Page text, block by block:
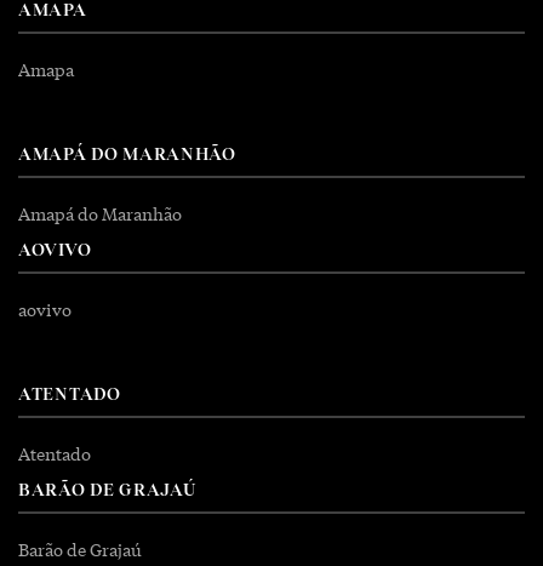
AMAPA
Amapa
AMAPÁ DO MARANHÃO
Amapá do Maranhão
AOVIVO
aovivo
ATENTADO
Atentado
BARÃO DE GRAJAÚ
Barão de Grajaú